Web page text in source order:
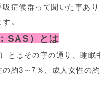
症候群って聞いた事あり
。
SAS）とは
とはその字の通り、睡眠
約3～7％、成人女性の